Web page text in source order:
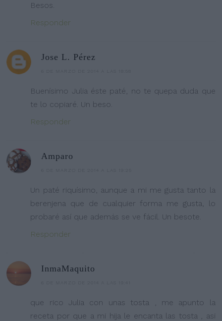
Besos.
Responder
Jose L. Pérez
Buenísimo Julia éste paté, no te quepa duda que
te lo copiaré. Un beso.
Responder
Amparo
Un paté riquísimo, aunque a mi me gusta tanto la
berenjena que de cualquier forma me gusta, lo
probaré así que además se ve fácil. Un besote.
Responder
InmaMaquito
que rico Julia con unas tosta , me apunto la
receta por que a mi hija le encanta las tosta , asi